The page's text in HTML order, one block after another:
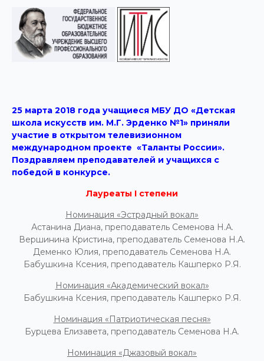
25 марта 2018 года учащиеся МБУ ДО «Детская
школа искусств им. М.Г. Эрденко №1» приняли
участие в открытом телевизионном
международном проекте «Таланты России».
Поздравляем преподавателей и учащихся с
победой в конкурсе.
Лауреаты I степени
Номинация «Эстрадный вокал»
Астанина Диана, преподаватель Семенова Н.А.
Вершинина Кристина, преподаватель Семенова Н.А.
Деменко Юлия, преподаватель Семенова Н.А.
Бабушкина Ксения, преподаватель Кашперко Р.Я.
Номинация «Академический вокал»
Бабушкина Ксения, преподаватель Кашперко Р.Я.
Номинация «Патриотическая песня»
Бурцева Елизавета, преподаватель Семенова Н.А.
Номинация «Джазовый вокал»